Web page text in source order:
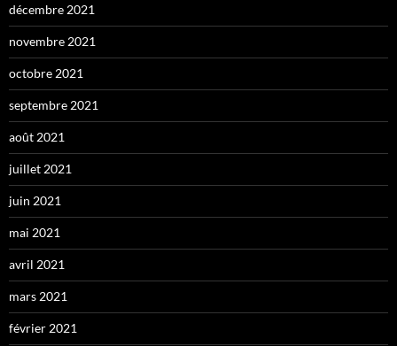
décembre 2021
novembre 2021
octobre 2021
septembre 2021
août 2021
juillet 2021
juin 2021
mai 2021
avril 2021
mars 2021
février 2021